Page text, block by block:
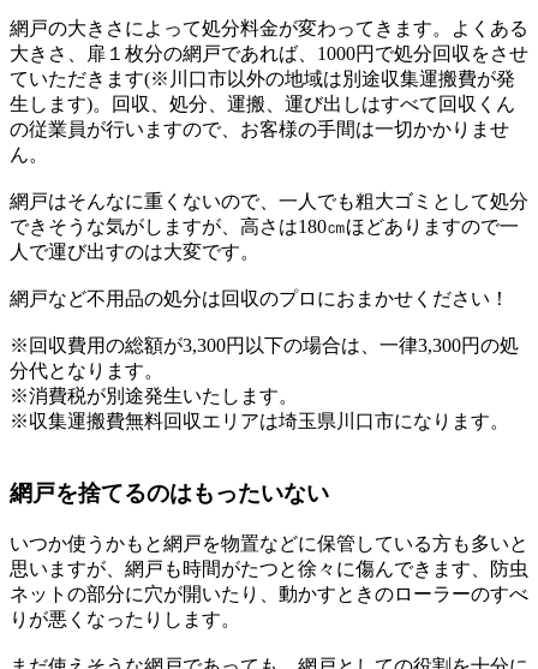
網戸の大きさによって処分料金が変わってきます。よくある
大きさ、扉１枚分の網戸であれば、1000円で処分回収をさせ
ていただきます(※川口市以外の地域は別途収集運搬費が発
生します)。回収、処分、運搬、運び出しはすべて回収くん
の従業員が行いますので、お客様の手間は一切かかりませ
ん。
網戸はそんなに重くないので、一人でも粗大ゴミとして処分
できそうな気がしますが、高さは180㎝ほどありますので一
人で運び出すのは大変です。
網戸など不用品の処分は回収のプロにおまかせください！
※回収費用の総額が3,300円以下の場合は、一律3,300円の処
分代となります。
※消費税が別途発生いたします。
※収集運搬費無料回収エリアは埼玉県川口市になります。
網戸を捨てるのはもったいない
いつか使うかもと網戸を物置などに保管している方も多いと
思いますが、網戸も時間がたつと徐々に傷んできます、防虫
ネットの部分に穴が開いたり、動かすときのローラーのすべ
りが悪くなったりします。